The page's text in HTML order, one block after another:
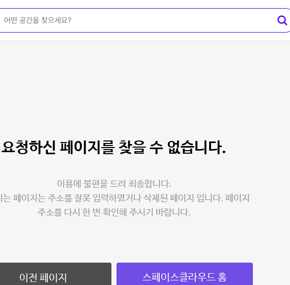
요청하신 페이지를 찾을 수 없습니다.
이용에 불편을 드려 죄송합니다.
는 페이지는 주소를 잘못 입력하였거나 삭제된 페이지 입니다. 페이지
주소를 다시 한 번 확인해 주시기 바랍니다.
이전 페이지 스페이스클라우드 홈